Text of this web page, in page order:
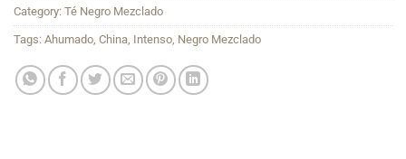
Category: Té Negro Mezclado
Tags: Ahumado, China, Intenso, Negro Mezclado